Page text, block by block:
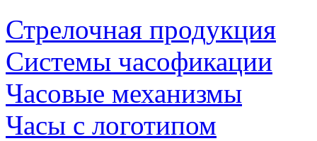
Стрелочная продукция
Системы часофикации
Часовые механизмы
Часы с логотипом